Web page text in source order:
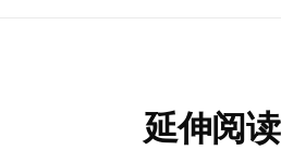
延伸阅读